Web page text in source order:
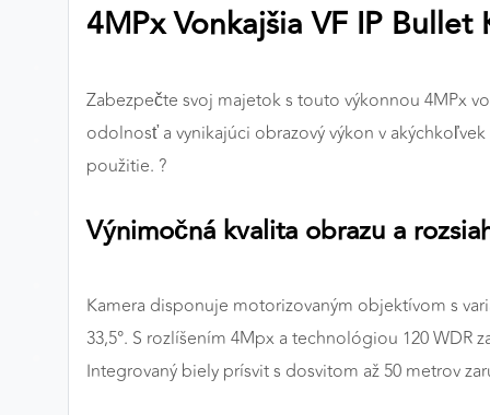
4MPx Vonkajšia VF IP Bullet
Zabezpečte svoj majetok s touto výkonnou 4MPx
odolnosť a vynikajúci obrazový výkon v
použitie. ?️
Výnimočná kvalita obrazu a
Kamera disponuje motorizovaným objektívom s
33,5°. S rozlíšením 4Mpx a technológiou 120
Integrovaný biely prísvit s dosvitom až 50 metrov
Preferenčné cookies
ANALYTICKÉ COOKIES
Analytické cookies nám umožňujú meranie výkonu
nášho webu. Ich pomocou určujeme počet návštev a
pomocou týchto cookies spracovávame anonymne a
cookies môžeme optimalizovať výkon a funkčnosť
našich stránok.